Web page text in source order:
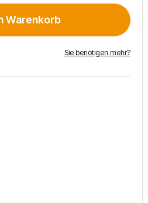
Warenkorb
Sie benötigen mehr?